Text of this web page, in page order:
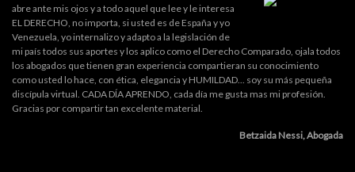
abre ante mis ojos y a todo aquel que lee y le interesa
EL DERECHO, no importa, si usted es de España y yo
Venezuela, yo internalizo y adapto a la legislación de
mi país todos sus aportes y los aplico como el Derecho Comparado, ojala todos
los abogados que tienen gran experiencia compartieran su conocimiento
como usted lo hace, con ética, elegancia y HUMILDAD... soy su más pequeña
discípula virtual. CADA DÍA APRENDO, cada día me gusta mas mi profesión.
Gracias por compartir tan excelente material.
Betzaida Nessi, Abogada